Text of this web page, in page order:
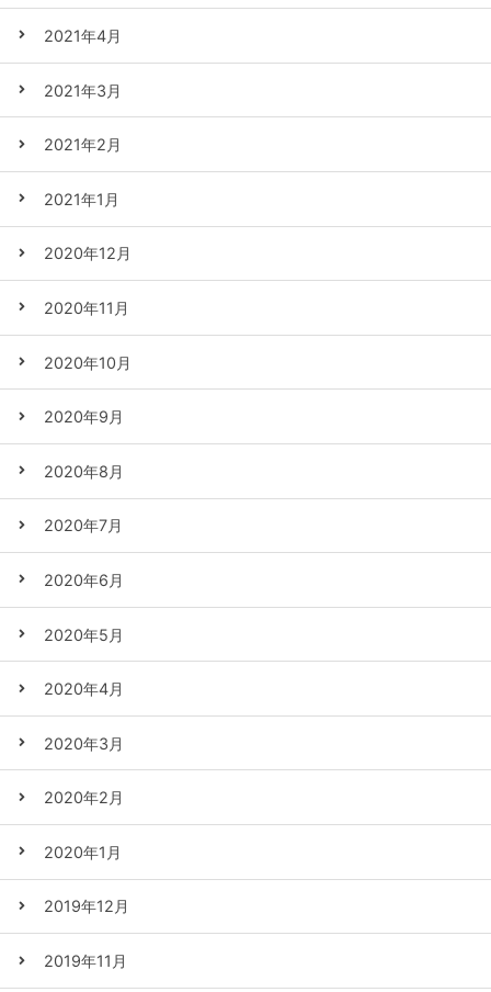
2021年4月
2021年3月
2021年2月
2021年1月
2020年12月
2020年11月
2020年10月
2020年9月
2020年8月
2020年7月
2020年6月
2020年5月
2020年4月
2020年3月
2020年2月
2020年1月
2019年12月
2019年11月